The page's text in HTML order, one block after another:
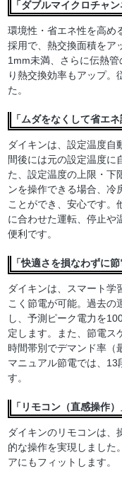
「ダブルマイクロチャ
環境性・省エネ性を高め
採用で、熱交換面積をア
1mm未満、さらに伝熱
り熱交換効率もアップ。
た。
「ムダをなくして省エネ
ダイキンは、設定温度自
間後には元の設定温度に
た、設定温度の上限・下
ンを操作できる場合、冷
ことができ、安心です。
に合わせた運転、停止や
便利です。
「快適さを損なわずに節
ダイキンは、スマート学
こく節電が可能。過去の
し、予測ピーク電力を
定します。また、節電ス
時間帯別でデマンド率（
マニュアル節電では、
す。
「リモコン（直感操作）
ダイキンのリモコンは、
的な操作を実現しました
アにもフィットします。